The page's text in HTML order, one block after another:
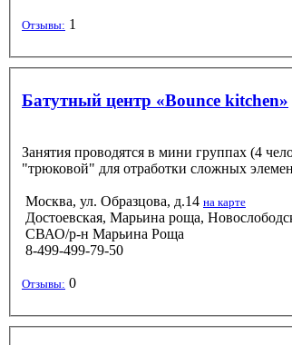
Отзывы: 1
Батутный центр «Bounce kitchen»
Занятия проводятся в мини группах (4
Москва, ул. Образцова, д.14 на карте
Достоевская, Марьина роща,
СВАО/р-н Марьина Роща
8-499-499-79-50
Отзывы: 0